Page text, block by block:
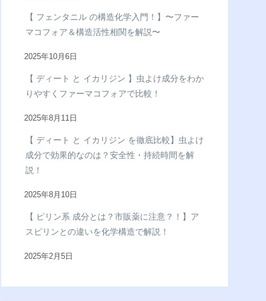
【 フェンタニル の構造化学入門！】〜ファー
マコフォア＆構造活性相関を解説〜
2025年10月6日
【 ディート と イカリジン 】虫よけ成分をわか
りやすくファーマコフォアで比較！
2025年8月11日
【 ディート と イカリジン を徹底比較】虫よけ
成分で効果的なのは？安全性・持続時間を解
説！
2025年8月10日
【 ピリン系 成分とは？市販薬に注意？！】ア
スピリンとの違いを化学構造で解説！
2025年2月5日